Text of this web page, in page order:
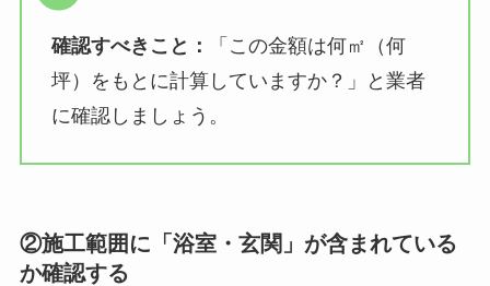
確認すべきこと：
「この金額は何㎡（何
坪）をもとに計算していますか？」と業者
に確認しましょう。
②施工範囲に「浴室・玄関」が含まれている
か確認する